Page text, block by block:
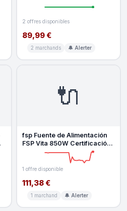
2 offres disponibles
89,99 €
2 marchands 🔔 Alerter
🔌
fsp Fuente de Alimentación
FSP Vita 850W Certificación
80 PLUS Gold ATX Non-
1 offre disponible
111,38 €
1 marchand 🔔 Alerter